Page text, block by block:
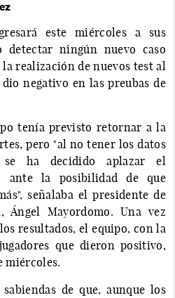
este miércoles a sus
detectar ningún nuevo caso
realización de nuevos test al
negativo en las preubas de
tenía previsto retornar a la
pero "al no tener los datos
ha decidido aplazar el
ante la posibilidad de que
señalaba el presidente de
Ángel Mayordomo. Una vez
resultados, el equipo, con la
que dieron positivo,
miércoles.
de que, aunque los